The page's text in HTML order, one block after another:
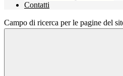
Contatti
Campo di ricerca per le pagine del